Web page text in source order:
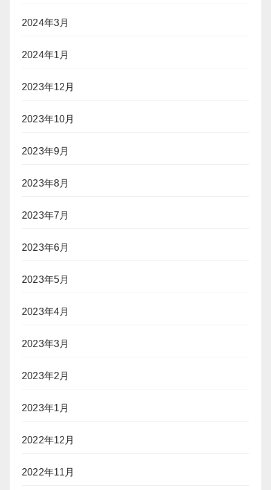
2024年3月
2024年1月
2023年12月
2023年10月
2023年9月
2023年8月
2023年7月
2023年6月
2023年5月
2023年4月
2023年3月
2023年2月
2023年1月
2022年12月
2022年11月